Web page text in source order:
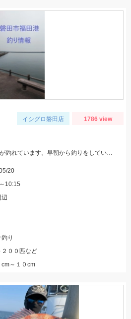
イシグロ磐田店 1786 view
福田港ではサビキ釣りで豆アジが釣れています。早朝から釣りをしている方で２００匹以上釣っている方もいらっしゃいました。
20
10:15
辺
り
２００匹など
cm～１０cm